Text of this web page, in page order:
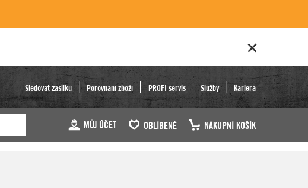
Sledovat zásilku Porovnání zboží PROFI servis Služby Kariéra
MŮJ ÚČET OBLÍBENÉ NÁKUPNÍ KOŠÍK